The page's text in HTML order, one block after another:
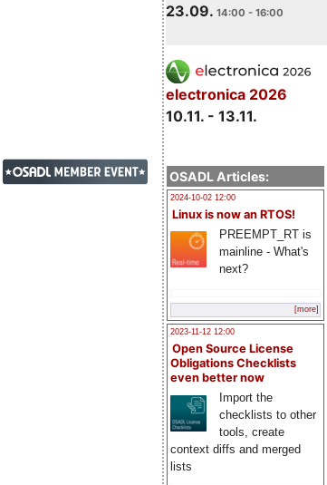
23.09. 14:00 - 16:00
electronica 2026
10.11. - 13.11.
OSADL Articles:
2024-10-02 12:00
Linux is now an RTOS!
PREEMPT_RT is
mainline - What's
next?
[more]
2023-11-12 12:00
Open Source License
Obligations Checklists
even better now
Import the
checklists to other
tools, create
context diffs and merged
lists